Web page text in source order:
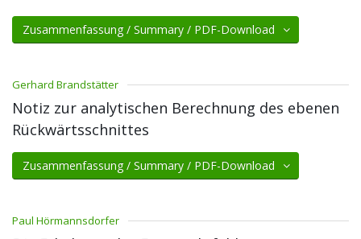
Zusammenfassung / Summary / PDF-Download
Gerhard Brandstätter
Notiz zur analytischen Berechnung des ebenen
Rückwärtsschnittes
Zusammenfassung / Summary / PDF-Download
Paul Hörmannsdorfer